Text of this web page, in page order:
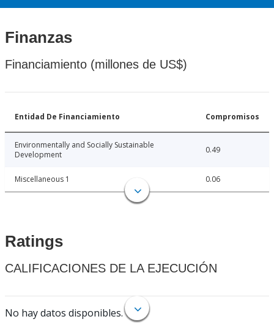
Finanzas
Financiamiento (millones de US$)
Entidad De Financiamiento Compromisos
Environmentally and Socially Sustainable
Development
0.49
Miscellaneous 1 0.06
Ratings
CALIFICACIONES DE LA EJECUCIÓN
No hay datos disponibles.